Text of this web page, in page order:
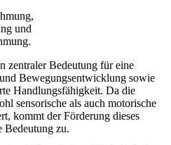
und
zentraler Bedeutung für eine
Bewegungsentwicklung sowie
Handlungsfähigkeit. Da die
sensorische als auch motorische
kommt der Förderung dieses
Bedeutung zu.